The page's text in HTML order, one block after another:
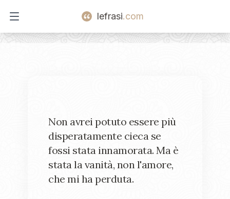
Open main menu
lefrasi.com
Non avrei potuto essere più
disperatamente cieca se
fossi stata innamorata. Ma è
stata la vanità, non l'amore,
che mi ha perduta.